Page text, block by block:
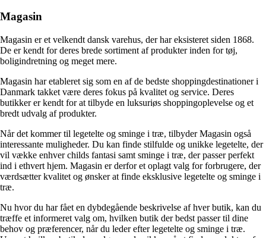
Magasin
Magasin er et velkendt dansk varehus, der har eksisteret siden 1868.
De er kendt for deres brede sortiment af produkter inden for tøj,
boligindretning og meget mere.
Magasin har etableret sig som en af de bedste shoppingdestinationer i
Danmark takket være deres fokus på kvalitet og service. Deres
butikker er kendt for at tilbyde en luksuriøs shoppingoplevelse og et
bredt udvalg af produkter.
Når det kommer til legetelte og sminge i træ, tilbyder Magasin også
interessante muligheder. Du kan finde stilfulde og unikke legetelte, der
vil vække enhver childs fantasi samt sminge i træ, der passer perfekt
ind i ethvert hjem. Magasin er derfor et oplagt valg for forbrugere, der
værdsætter kvalitet og ønsker at finde eksklusive legetelte og sminge i
træ.
Nu hvor du har fået en dybdegående beskrivelse af hver butik, kan du
træffe et informeret valg om, hvilken butik der bedst passer til dine
behov og præferencer, når du leder efter legetelte og sminge i træ.